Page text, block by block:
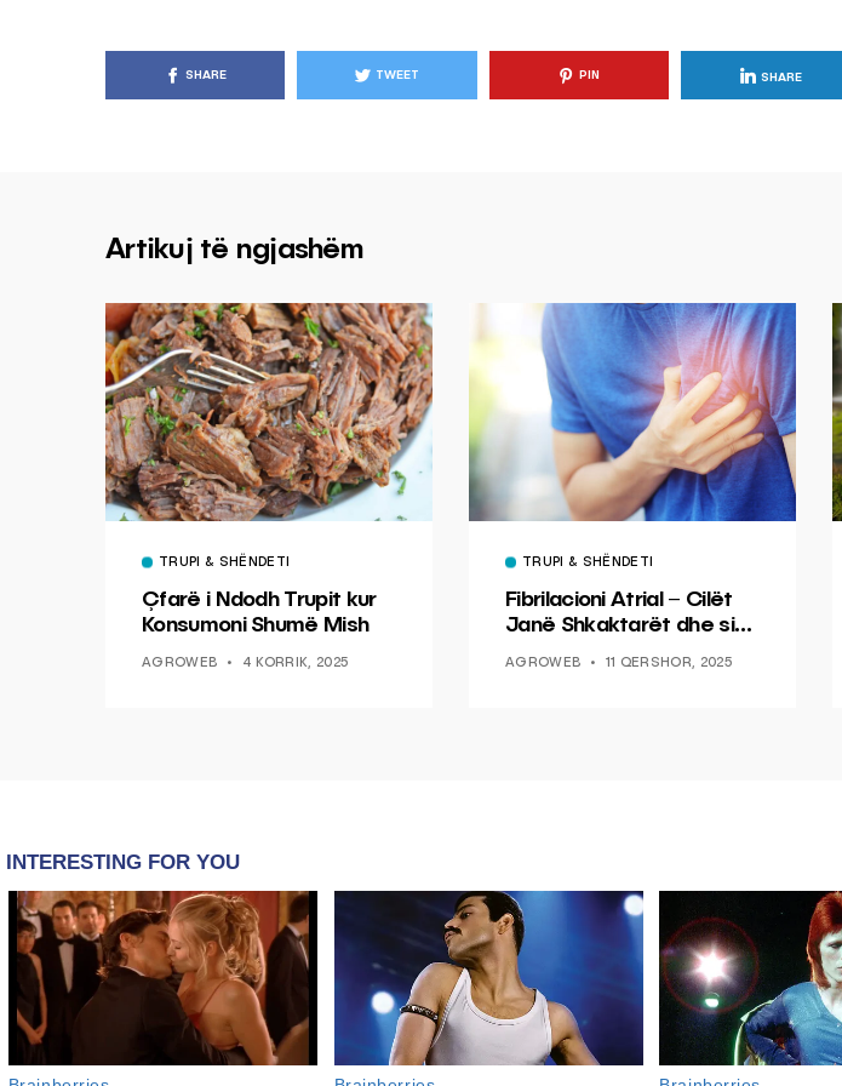
SHARE TWEET PIN SHARE
Artikuj të ngjashëm
TRUPI & SHËNDETI
Çfarë i Ndodh Trupit kur
Konsumoni Shumë Mish
AGROWEB 4 KORRIK, 2025
TRUPI & SHËNDETI
Fibrilacioni Atrial – Cilët
Janë Shkaktarët dhe si
AGROWEB 11 QERSHOR, 2025